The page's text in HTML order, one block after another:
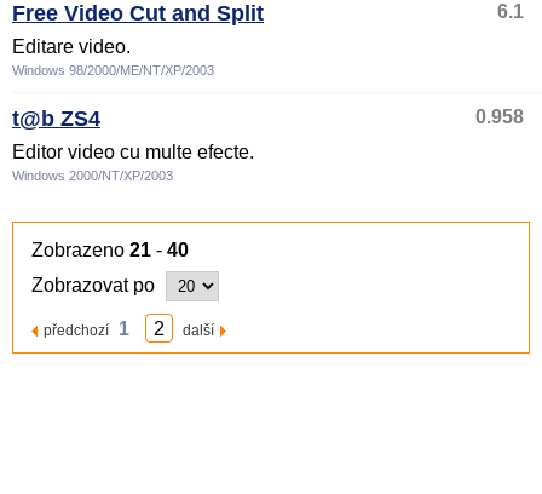
Free Video Cut and Split
6.1
Editare video.
Windows 98/2000/ME/NT/XP/2003
t@b ZS4
0.958
Editor video cu multe efecte.
Windows 2000/NT/XP/2003
Zobrazeno 21 - 40
Zobrazovat po
předchozí 1 2 další